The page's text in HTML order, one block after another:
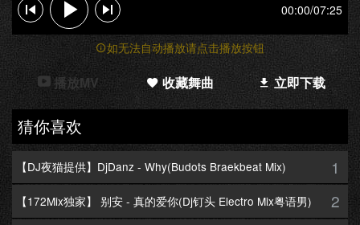
00:00/07:25
如无法自动播放请点击播放按钮
播放MV 收藏舞曲 立即下载
猜你喜欢
【DJ夜猫提供】DjDanz - Why(Budots Braekbeat Mix) 1
【172Mix独家】 别安 - 真的爱你(Dj钉头 Electro Mix粤语男) 2